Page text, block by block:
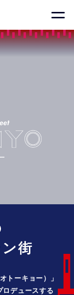
街
トーキョー）」
ロデュースする